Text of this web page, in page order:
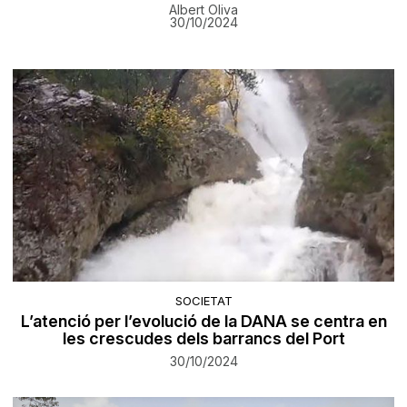
Albert Oliva
30/10/2024
SOCIETAT
L’atenció per l’evolució de la DANA se centra en
les crescudes dels barrancs del Port
30/10/2024